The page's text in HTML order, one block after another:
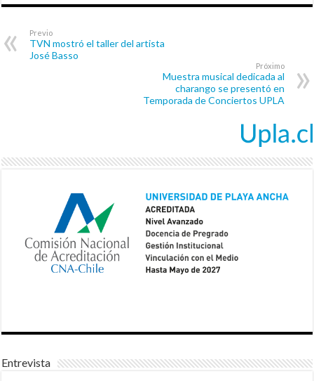
Previo
TVN mostró el taller del artista
José Basso
Próximo
Muestra musical dedicada al
charango se presentó en
Temporada de Conciertos UPLA
Entrevista